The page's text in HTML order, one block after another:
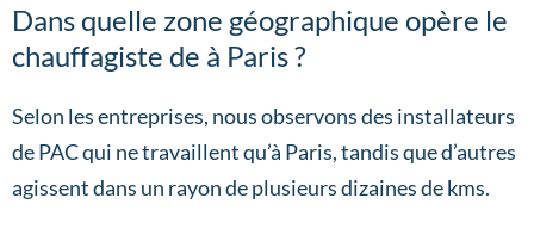
Dans quelle zone géographique opère le
chauffagiste de à Paris ?
Selon les entreprises, nous observons des installateurs
de PAC qui ne travaillent qu’à Paris, tandis que d’autres
agissent dans un rayon de plusieurs dizaines de kms.